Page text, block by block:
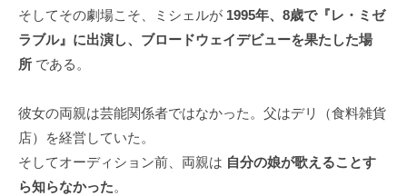
そしてその劇場こそ、ミシェルが 1995年、8歳で『レ・ミゼ
ラブル』に出演し、ブロードウェイデビューを果たした場
所 である。
彼女の両親は芸能関係者ではなかった。父はデリ（食料雑貨
店）を経営していた。
そしてオーディション前、両親は 自分の娘が歌えることす
ら知らなかった。